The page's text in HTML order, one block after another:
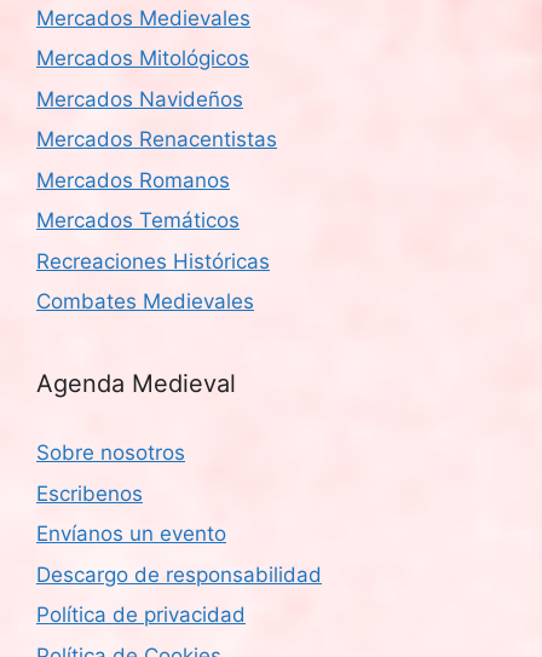
Mercados Medievales
Mercados Mitológicos
Mercados Navideños
Mercados Renacentistas
Mercados Romanos
Mercados Temáticos
Recreaciones Históricas
Combates Medievales
Agenda Medieval
Sobre nosotros
Escribenos
Envíanos un evento
Descargo de responsabilidad
Política de privacidad